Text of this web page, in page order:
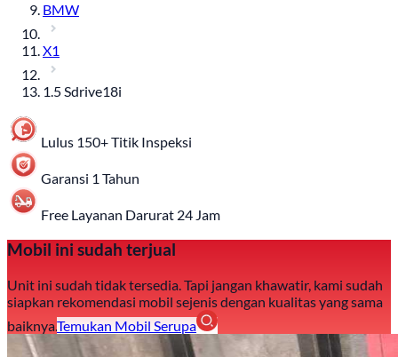
BMW
X1
1.5 Sdrive18i
Lulus 150+ Titik Inspeksi
Garansi 1 Tahun
Free Layanan Darurat 24 Jam
Mobil ini sudah terjual
Unit ini sudah tidak tersedia. Tapi jangan khawatir, kami sudah
siapkan rekomendasi mobil sejenis dengan kualitas yang sama
baiknya.Temukan Mobil Serupa